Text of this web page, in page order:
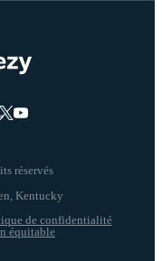
réservés
de confidentialité
équitable